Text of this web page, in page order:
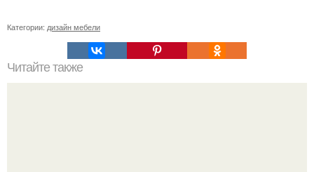
Категории: дизайн мебели
Читайте также